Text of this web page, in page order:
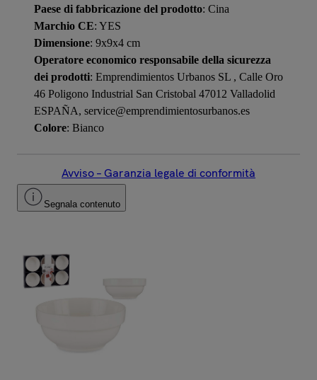
Paese di fabbricazione del prodotto: Cina
Marchio CE: YES
Dimensione: 9x9x4 cm
Operatore economico responsabile della sicurezza
dei prodotti: Emprendimientos Urbanos SL , Calle Oro
46 Poligono Industrial San Cristobal 47012 Valladolid
ESPAÑA, service@emprendimientosurbanos.es
Colore: Bianco
Avviso – Garanzia legale di conformità
Segnala contenuto